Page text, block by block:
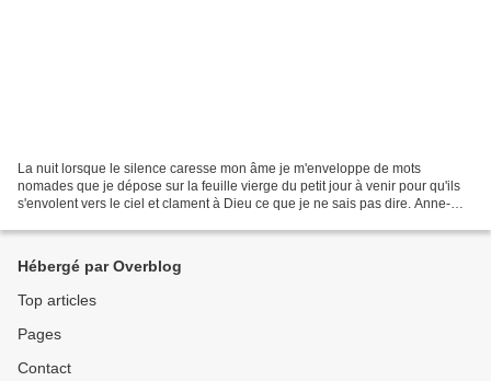
La nuit lorsque le silence caresse mon âme je m'enveloppe de mots
nomades que je dépose sur la feuille vierge du petit jour à venir pour qu'ils
s'envolent vers le ciel et clament à Dieu ce que je ne sais pas dire. Anne-
Hébergé par Overblog
Top articles
Pages
Contact